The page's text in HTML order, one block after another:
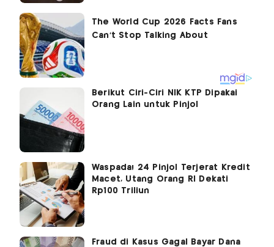
Berikut Ciri-Ciri NIK KTP Dipakai
Orang Lain untuk Pinjol
Waspada! 24 Pinjol Terjerat Kredit
Macet, Utang Orang RI Dekati
Rp100 Triliun
Fraud di Kasus Gagal Bayar Dana